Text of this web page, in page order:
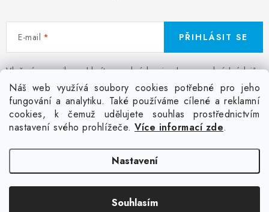
Náš web využívá soubory cookies potřebné pro jeho
fungování a analytiku. Také používáme cílené a reklamní
cookies, k čemuž udělujete souhlas prostřednictvím
nastavení svého prohlížeče. Více informací zde.
Nastavení
Souhlasím
E-mail
Vložením e-mailu souhlasíte spodmínkami ochrany osobních údajů
PŘIHLÁSIT SE
Facebook Kontakt Jak nakupovat
Poptávka potisku textilu
Akce a slevy GDPR + cookies Obchodní podmínky
Doprava
Copyright 2026Colordot.cz. Všechna práva vyhrazena.Upravit nastavení
cookies